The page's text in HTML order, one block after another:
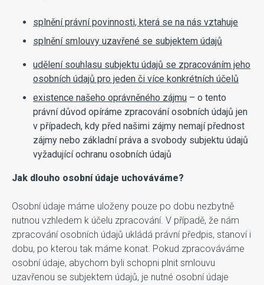
splnění právní povinnosti, která se na nás vztahuje
splnění smlouvy uzavřené se subjektem údajů
udělení souhlasu subjektu údajů se zpracováním jeho
osobních údajů pro jeden či více konkrétních účelů
existence našeho oprávněného zájmu – o tento
právní důvod opíráme zpracování osobních údajů jen
v případech, kdy před našimi zájmy nemají přednost
zájmy nebo základní práva a svobody subjektu údajů
vyžadující ochranu osobních údajů
Jak dlouho osobní údaje uchováváme?
Osobní údaje máme uloženy pouze po dobu nezbytně
nutnou vzhledem k účelu zpracování. V případě, že nám
zpracování osobních údajů ukládá právní předpis, stanoví i
dobu, po kterou tak máme konat. Pokud zpracováváme
osobní údaje, abychom byli schopni plnit smlouvu
uzavřenou se subjektem údajů, je nutné osobní údaje